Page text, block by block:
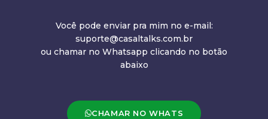
Você pode enviar pra mim no e-mail:
suporte@casaltalks.com.br
ou chamar no Whatsapp clicando no botão
abaixo
CHAMAR NO WHATS